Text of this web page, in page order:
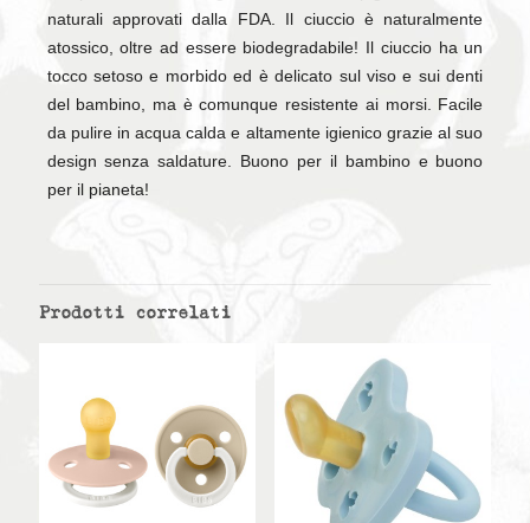
naturali approvati dalla FDA. Il ciuccio è naturalmente
atossico, oltre ad essere biodegradabile! Il ciuccio ha un
tocco setoso e morbido ed è delicato sul viso e sui denti
del bambino, ma è comunque resistente ai morsi. Facile
da pulire in acqua calda e altamente igienico grazie al suo
design senza saldature. Buono per il bambino e buono
per il pianeta!
Prodotti correlati